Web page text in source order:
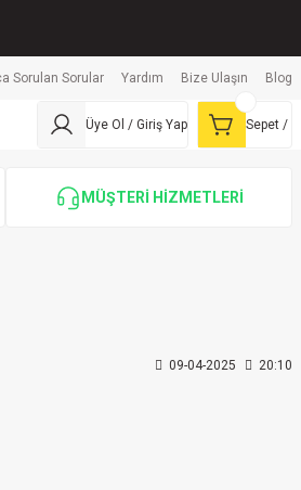
Sorulan Sorular Yardım Bize Ulaşın Blog
Üye Ol / Giriş Yap Sepet /
MÜŞTERİ HİZMETLERİ
09-04-2025 20:10